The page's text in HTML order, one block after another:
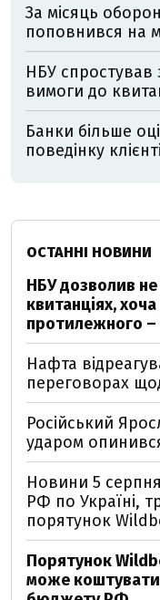
За місяць
поповнився на
НБУ спростував
вимоги до
Банки більше
поведінку
ОСТАННІ НОВИНИ
НБУ дозволив
квитанціях,
протилежного
Нафта
переговорах
Російський
ударом
Новини 5
РФ по Україні,
порятунок
Порятунок
може